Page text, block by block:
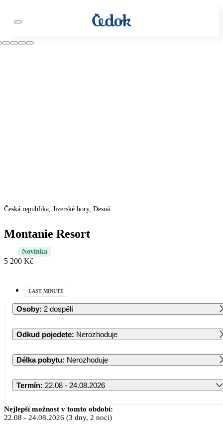
Česká republika, Jizerské hory, Desná
Montanie Resort
Novinka
5 200 Kč
LAST MINUTE
Osoby: 2 dospělí
Odkud pojedete: Nerozhoduje
Délka pobytu: Nerozhoduje
Termín: 22.08 - 24.08.2026
Srpen 2026
Nejlepší možnost v tomto období:
22.08 - 24.08.2026 (3 dny, 2 noci)